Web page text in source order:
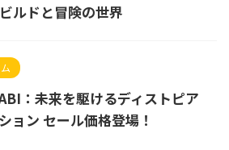
ルドと冒険の世界
：未来を駆けるディストピア
ョン セール価格登場！